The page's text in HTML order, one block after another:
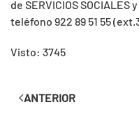
de SERVICIOS
teléfono 922 89 51 55
Visto: 3745
ANTERIOR